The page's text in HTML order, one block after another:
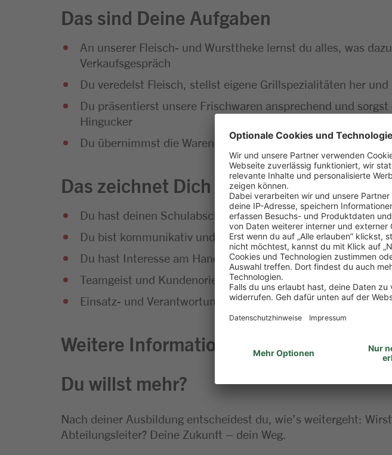
Das sind Deine Aufgaben
An unserer Fleisch- und Wursttheke lernst du alles, was
Verkaufsgespräch
Du veredelst Fleisch, stellst eigene Grillspezialitäten her
Du präsentierst unsere Frischwaren ansprechend und
Hingucker
Du übernimmst die Warendisposition, kontrollierst die
Das zeichnet Dich aus
Du hast deinen Schulabschluss erfolgreich gemeistert
Du bist kommunikativ und hast Spaß am Umgang mit
Du hast Interesse am Handel und an Lebensmitteln
Teamgeist und Kundenorientierung gehören für dich einfach
Einsatz- und Verantwortungsbereitschaft bringst du gerne
Weitere Informationen zu dieser Stelle
Du willst mehr?
Nach deiner Ausbildung entscheidest du, wie’s weitergeht:
Abteilungsleiter? Deine Zukunft – dein Weg.